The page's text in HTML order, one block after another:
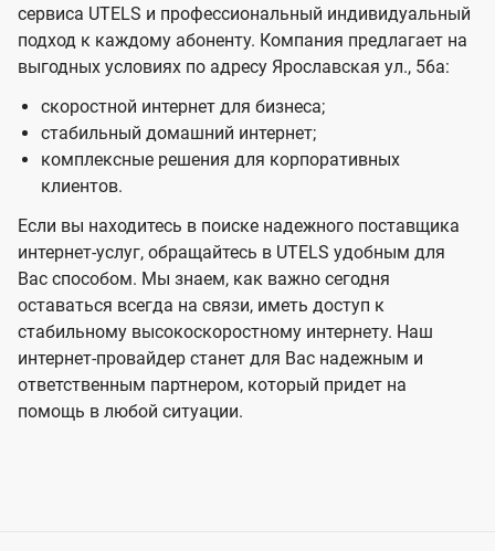
сервиса UTELS и профессиональный индивидуальный
подход к каждому абоненту. Компания предлагает на
выгодных условиях по адресу Ярославская ул., 56а:
скоростной интернет для бизнеса;
стабильный домашний интернет;
комплексные решения для корпоративных
клиентов.
Если вы находитесь в поиске надежного поставщика
интернет-услуг, обращайтесь в UTELS удобным для
Вас способом. Мы знаем, как важно сегодня
оставаться всегда на связи, иметь доступ к
стабильному высокоскоростному интернету. Наш
интернет-провайдер станет для Вас надежным и
ответственным партнером, который придет на
помощь в любой ситуации.